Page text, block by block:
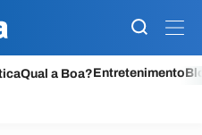
Qual a Boa?Entretenimento